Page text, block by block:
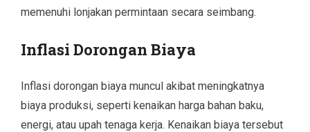
memenuhi lonjakan permintaan secara seimbang.
Inflasi Dorongan Biaya
Inflasi dorongan biaya muncul akibat meningkatnya
biaya produksi, seperti kenaikan harga bahan baku,
energi, atau upah tenaga kerja. Kenaikan biaya tersebut